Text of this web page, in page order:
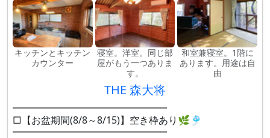
キッチンとキッチン
カウンター
寝室。洋室。同じ部
屋がもう一つありま
す。
和室兼寝室。1階に
あります。用途は自
由
THE 森大将
━━━━━━━━━━━━━━━━
□【お盆期間(8/8～8/15)】空き枠あり🌿🎐
━━━━━━━━━━━━━━━━